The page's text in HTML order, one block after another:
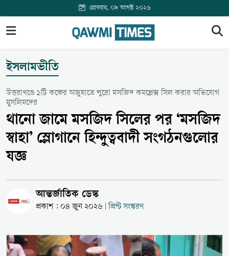
রোববার, ০৯ আগস্ট ২০২৬
ইসলামভীতি
উত্তরাখণ্ডে ১টি কক্ষের অজুহাতে পুরো মসজিদ কমপ্লেক্স সিল করার অভিযোগ
মুসলিমদের
থানো জামে মসজিদ সিলের পর ‘মসজিদ
স্বাহা’ স্লোগানে হিন্দুত্ববাদী সংগঠনগুলোর
যজ্ঞ
আন্তর্জাতিক ডেস্ক
প্রকাশ : ০৪ জুন ২০২৬ প্রিন্ট সংস্করণ